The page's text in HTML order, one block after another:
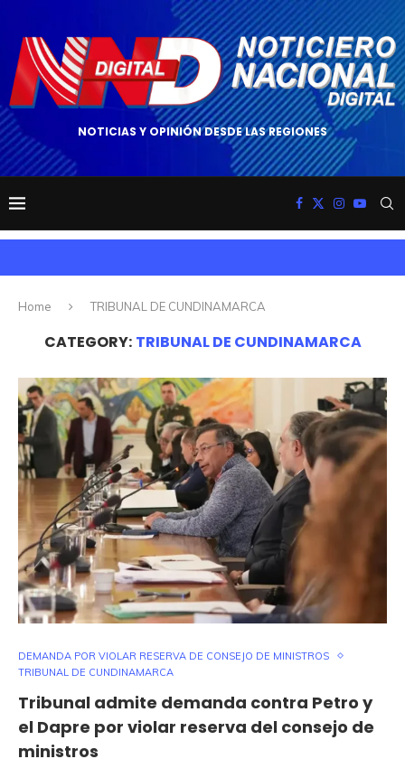
NOTICIAS Y OPINIÓN DESDE LAS REGIONES
Home TRIBUNAL DE CUNDINAMARCA
CATEGORY: TRIBUNAL DE CUNDINAMARCA
DEMANDA POR VIOLAR RESERVA DE CONSEJO DE MINISTROS
TRIBUNAL DE CUNDINAMARCA
Tribunal admite demanda contra Petro y
el Dapre por violar reserva del consejo de
ministros